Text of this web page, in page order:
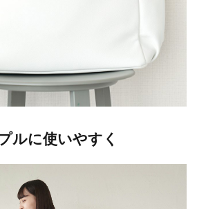
ルに使いやすく